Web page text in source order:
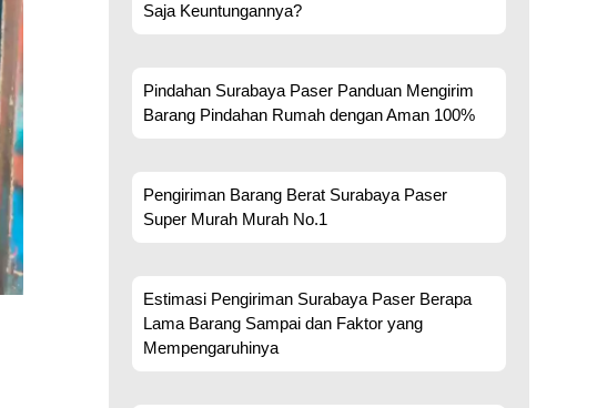
Saja Keuntungannya?
Pindahan Surabaya Paser Panduan Mengirim
Barang Pindahan Rumah dengan Aman 100%
Pengiriman Barang Berat Surabaya Paser
Super Murah Murah No.1
Estimasi Pengiriman Surabaya Paser Berapa
Lama Barang Sampai dan Faktor yang
Mempengaruhinya